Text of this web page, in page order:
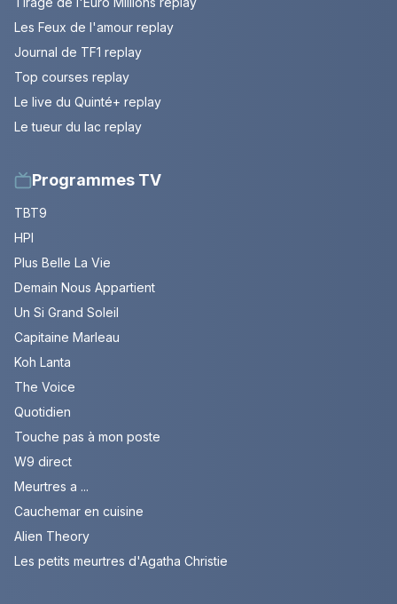
Les Feux de l'amour replay
Journal de TF1 replay
Top courses replay
Le live du Quinté+ replay
Le tueur du lac replay
Programmes TV
TBT9
HPI
Plus Belle La Vie
Demain Nous Appartient
Un Si Grand Soleil
Capitaine Marleau
Koh Lanta
The Voice
Quotidien
Touche pas à mon poste
W9 direct
Meurtres a ...
Cauchemar en cuisine
Alien Theory
Les petits meurtres d'Agatha Christie